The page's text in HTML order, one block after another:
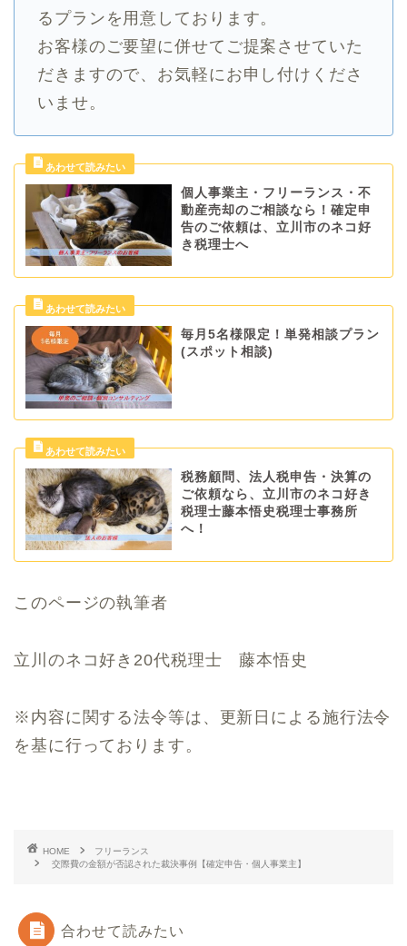
るプランを用意しております。
お客様のご要望に併せてご提案させていた
だきますので、お気軽にお申し付けくださ
いませ。
個人事業主・フリーランス・不
動産売却のご相談なら！確定申
告のご依頼は、立川市のネコ好
き税理士へ
毎月5名様限定！単発相談プラン
(スポット相談)
税務顧問、法人税申告・決算の
ご依頼なら、立川市のネコ好き
税理士藤本悟史税理士事務所
へ！
このページの執筆者
立川のネコ好き20代税理士 藤本悟史
※内容に関する法令等は、更新日による施行法令
を基に行っております。
HOME
フリーランス
交際費の金額が否認された裁決事例【確定申告・個人事業主】
合わせて読みたい